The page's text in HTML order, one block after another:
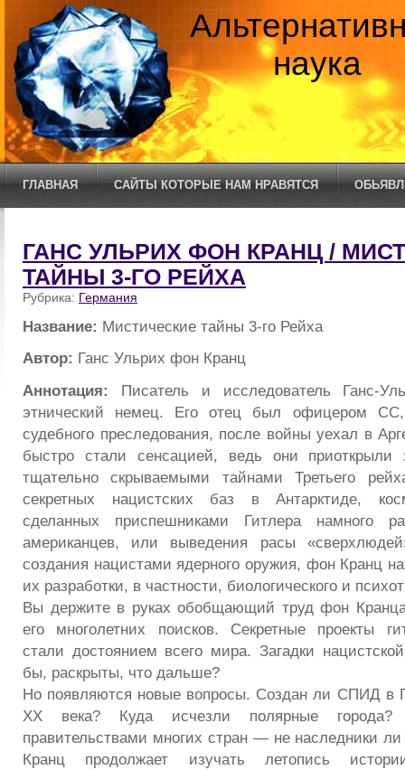
наука
ГЛАВНАЯ САЙТЫ КОТОРЫЕ НАМ НРАВЯТСЯ
ГАНС УЛЬРИХ ФОН КРАНЦ /
ТАЙНЫ 3-ГО РЕЙХА
Рубрика: Германия
Название: Мистические тайны 3-го Рейха
Автор: Ганс Ульрих фон Кранц
Аннотация: Писатель и исследователь Ганс-
этнический немец. Его отец был офицером
судебного преследования, после войны уехал в
быстро стали сенсацией, ведь они
тщательно скрываемыми тайнами Третьего
секретных нацистских баз в Антарктиде,
сделанных приспешниками Гитлера намного
американцев, или выведения расы
создания нацистами ядерного оружия, фон Кранц
их разработки, в частности, биологического и
Вы держите в руках обобщающий труд фон
его многолетних поисков. Секретные проекты
стали достоянием всего мира. Загадки
бы, раскрыты, что дальше?
Но появляются новые вопросы. Создан ли СПИД в
XX века? Куда исчезли полярные города?
правительствами многих стран — не наследники
Кранц продолжает изучать летопись